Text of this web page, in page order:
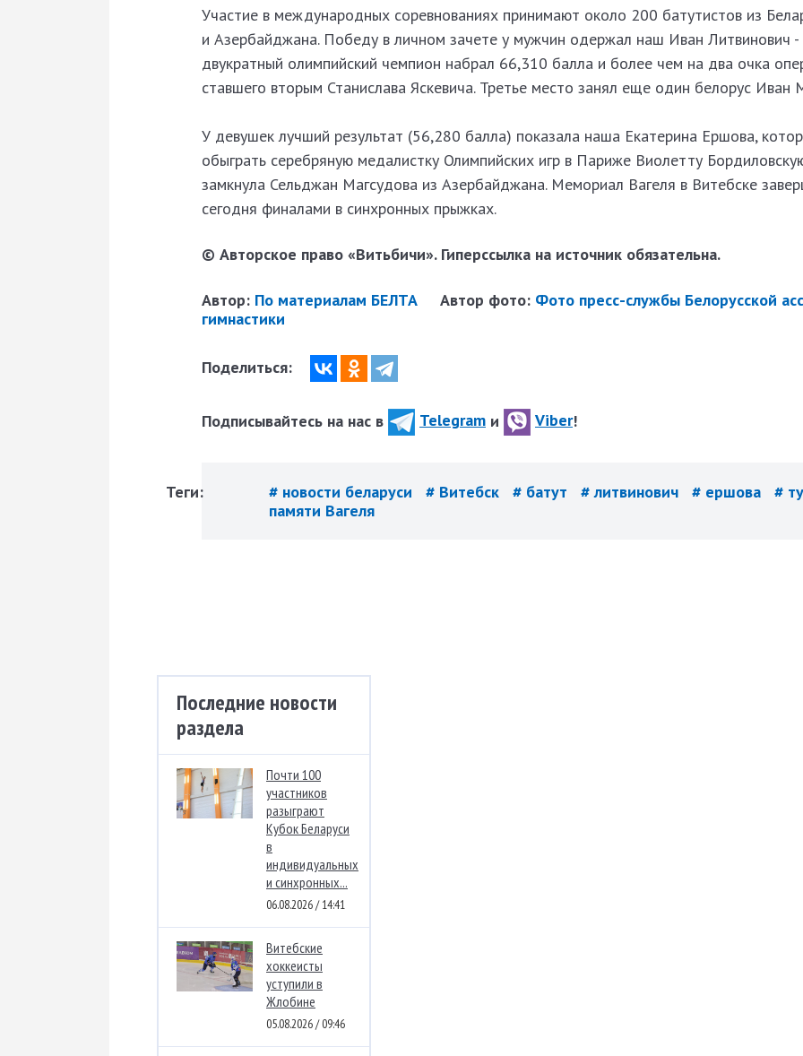
Участие в международных соревнованиях принимают около 200 батутистов из
и Азербайджана. Победу в личном зачете у мужчин одержал наш Иван Литвинович -
двукратный олимпийский чемпион набрал 66,310 балла и более чем на два очка
ставшего вторым Станислава Яскевича. Третье место занял еще один белорус Иван
У девушек лучший результат (56,280 балла) показала наша Екатерина Ершова,
обыграть серебряную медалистку Олимпийских игр в Париже Виолетту
замкнула Сельджан Магсудова из Азербайджана. Мемориал Вагеля в Витебске
сегодня финалами в синхронных прыжках.
© Авторское право «Витьбичи». Гиперссылка на источник обязательна.
Автор: По материалам БЕЛТА Автор фото: Фото пресс-службы Белорусской
гимнастики
Поделиться:
Подписывайтесь на нас в Telegram и Viber!
Теги: # новости беларуси # Витебск # батут # литвинович # ершова
#
памяти Вагеля
Последние новости
раздела
Почти 100
участников
разыграют
Кубок Беларуси
в
индивидуальных
и синхронных...
06.08.2026 / 14:41
Витебские
хоккеисты
уступили в
Жлобине
05.08.2026 / 09:46